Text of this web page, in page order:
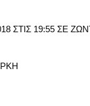
ΣΤΙΣ 19:55 ΣΕ